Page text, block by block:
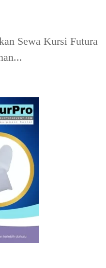
Sewa Kursi Futura